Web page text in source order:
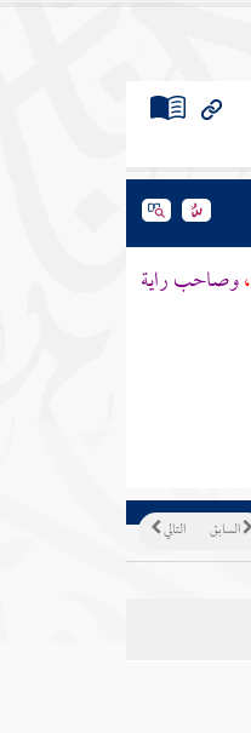
،وصاحب راية
التالي السابق